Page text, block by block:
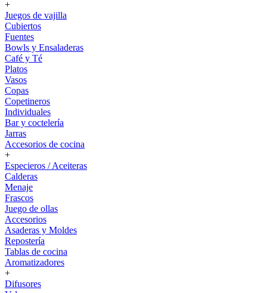
+
Juegos de vajilla
Cubiertos
Fuentes
Bowls y Ensaladeras
Café y Té
Platos
Vasos
Copas
Copetineros
Individuales
Bar y coctelería
Jarras
Accesorios de cocina
+
Especieros / Aceiteras
Calderas
Menaje
Frascos
Juego de ollas
Accesorios
Asaderas y Moldes
Repostería
Tablas de cocina
Aromatizadores
+
Difusores